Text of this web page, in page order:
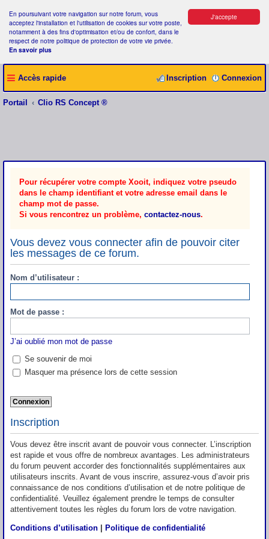
J'accepte
En poursuivant votre navigation sur notre forum, vous
acceptez l'installation et l'utilisation de cookies sur votre poste,
notamment à des fins d'optimisation et/ou de confort, dans le
respect de notre politique de protection de votre vie privée.
En savoir plus
Accès rapide Connexion
Inscription
Portail Clio RS Concept ®
Pour récupérer votre compte Xooit, indiquez votre pseudo
dans le champ identifiant et votre adresse email dans le
champ mot de passe.
Si vous rencontrez un problème, contactez-nous.
Vous devez vous connecter afin de pouvoir citer
les messages de ce forum.
Nom d’utilisateur :
Mot de passe :
J’ai oublié mon mot de passe
Se souvenir de moi
Masquer ma présence lors de cette session
Inscription
Vous devez être inscrit avant de pouvoir vous connecter. L’inscription
est rapide et vous offre de nombreux avantages. Les administrateurs
du forum peuvent accorder des fonctionnalités supplémentaires aux
utilisateurs inscrits. Avant de vous inscrire, assurez-vous d’avoir pris
connaissance de nos conditions d’utilisation et de notre politique de
confidentialité. Veuillez également prendre le temps de consulter
attentivement toutes les règles du forum lors de votre navigation.
Conditions d’utilisation | Politique de confidentialité